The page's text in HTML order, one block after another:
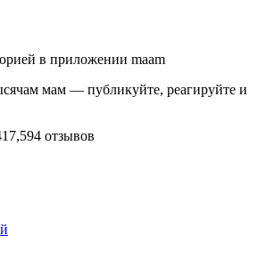
в приложении maam
мам — публикуйте, реагируйте и
отзывов